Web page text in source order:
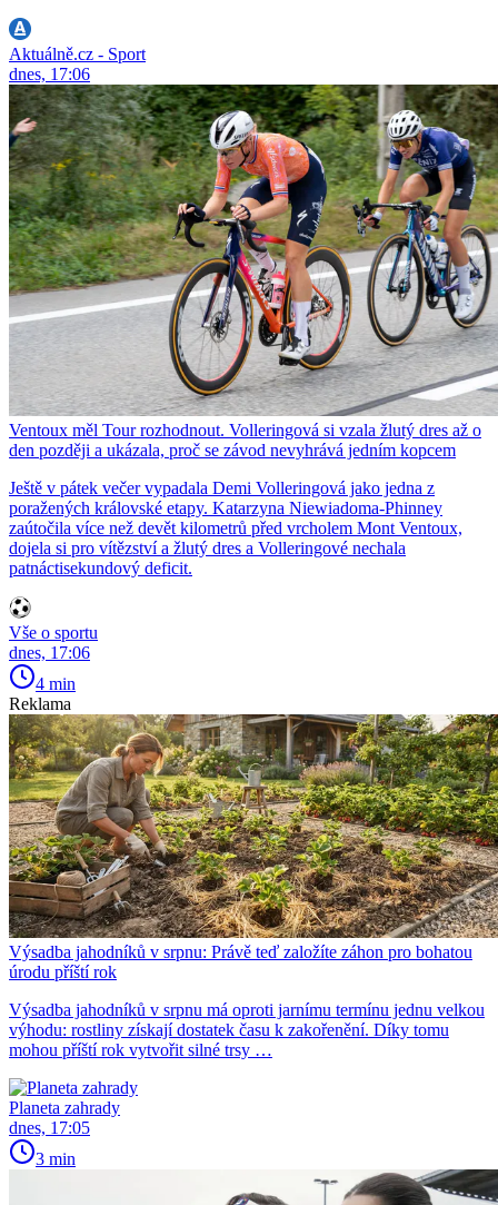
Aktuálně.cz - Sport
dnes, 17:06
Ventoux měl Tour rozhodnout. Volleringová si vzala žlutý dres až o
den později a ukázala, proč se závod nevyhrává jedním kopcem
Ještě v pátek večer vypadala Demi Volleringová jako jedna z
poražených královské etapy. Katarzyna Niewiadoma-Phinney
zaútočila více než devět kilometrů před vrcholem Mont Ventoux,
dojela si pro vítězství a žlutý dres a Volleringové nechala
patnáctisekundový deficit.
Vše o sportu
dnes, 17:06
4 min
Reklama
Výsadba jahodníků v srpnu: Právě teď založíte záhon pro bohatou
úrodu příští rok
Výsadba jahodníků v srpnu má oproti jarnímu termínu jednu velkou
výhodu: rostliny získají dostatek času k zakořenění. Díky tomu
mohou příští rok vytvořit silné trsy …
Planeta zahrady
dnes, 17:05
3 min